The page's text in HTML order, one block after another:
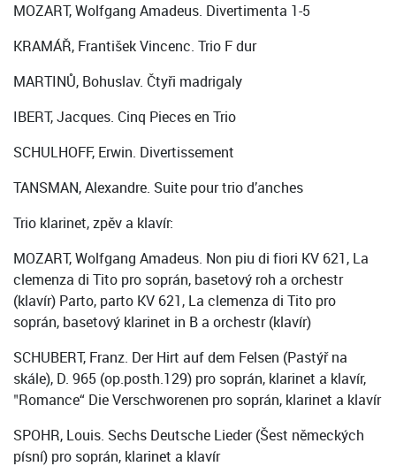
MOZART, Wolfgang Amadeus. Divertimenta 1-5
KRAMÁŘ, František Vincenc. Trio F dur
MARTINŮ, Bohuslav. Čtyři madrigaly
IBERT, Jacques. Cinq Pieces en Trio
SCHULHOFF, Erwin. Divertissement
TANSMAN, Alexandre. Suite pour trio d’anches
Trio klarinet, zpěv a klavír:
MOZART, Wolfgang Amadeus. Non piu di fiori KV 621, La
clemenza di Tito pro soprán, basetový roh a orchestr
(klavír) Parto, parto KV 621, La clemenza di Tito pro
soprán, basetový klarinet in B a orchestr (klavír)
SCHUBERT, Franz. Der Hirt auf dem Felsen (Pastýř na
skále), D. 965 (op.posth.129) pro soprán, klarinet a klavír,
ʺRomance“ Die Verschworenen pro soprán, klarinet a klavír
SPOHR, Louis. Sechs Deutsche Lieder (Šest německých
písní) pro soprán, klarinet a klavír